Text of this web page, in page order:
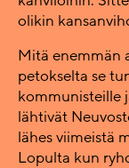
olikin
Mitä enemmän
petokselta se
kommunisteille
lähtivät
lähes viimeistä
Lopulta kun